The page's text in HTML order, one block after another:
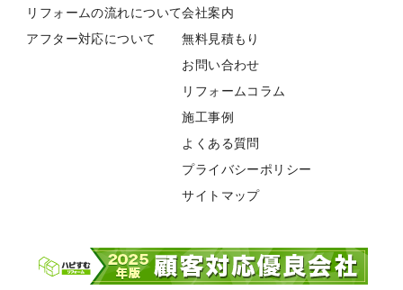
リフォームの流れについて
アフター対応について
会社案内
無料見積もり
お問い合わせ
リフォームコラム
施工事例
よくある質問
プライバシーポリシー
サイトマップ